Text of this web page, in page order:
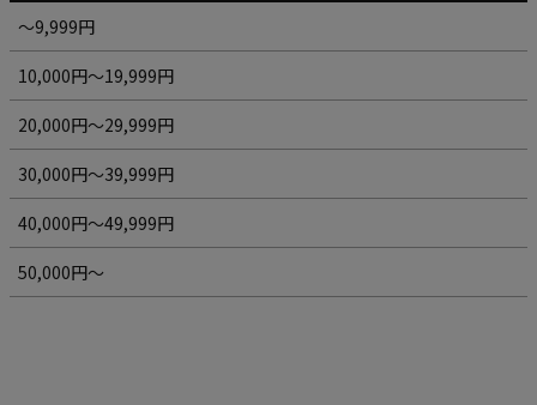
～9,999円
10,000円～19,999円
20,000円～29,999円
30,000円～39,999円
40,000円～49,999円
50,000円～